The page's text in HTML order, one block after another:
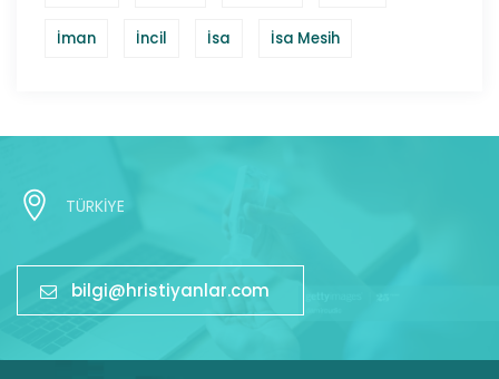
İman İncil İsa İsa Mesih
TÜRKİYE
bilgi@hristiyanlar.com